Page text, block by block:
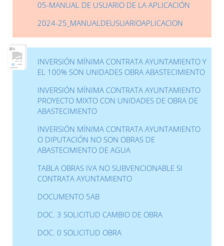
05-MANUAL DE USUARIO DE LA APLICACIÓN
2024-25_MANUALDEUSUARIOAPLICACION
INVERSIÓN MÍNIMA CONTRATA AYUNTAMIENTO Y
EL 100% SON UNIDADES OBRA ABASTECIMIENTO
INVERSIÓN MÍNIMA CONTRATA AYUNTAMIENTO
PROYECTO MIXTO CON UNIDADES DE OBRA DE
ABASTECIMIENTO
INVERSIÓN MÍNIMA CONTRATA AYUNTAMIENTO
O DIPUTACIÓN NO SON OBRAS DE
ABASTECIMIENTO DE AGUA
TABLA OBRAS IVA NO SUBVENCIONABLE SI
CONTRATA AYUNTAMIENTO
DOCUMENTO 5AB
DOC. 3 SOLICITUD CAMBIO DE OBRA
DOC. 0 SOLICITUD OBRA